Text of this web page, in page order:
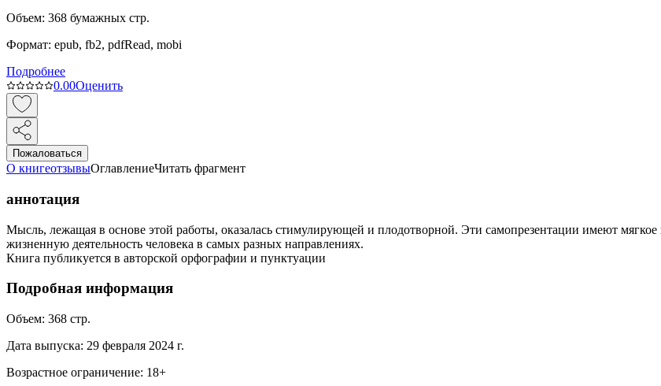
Объем: 368 бумажных стр.
Формат: epub, fb2, pdfRead, mobi
Подробнее
0.00Оценить
Пожаловаться
О книгеотзывыОглавлениеЧитать фрагмент
аннотация
Мысль, лежащая в основе этой работы, оказалась стимулирующей и плодотворной. Эти самопрезентации имеют
жизненную деятельность человека в самых разных направлениях.
Книга публикуется в авторской орфографии и пунктуации
Подробная информация
Объем: 368 стр.
Дата выпуска: 29 февраля 2024 г.
Возрастное ограничение: 18+